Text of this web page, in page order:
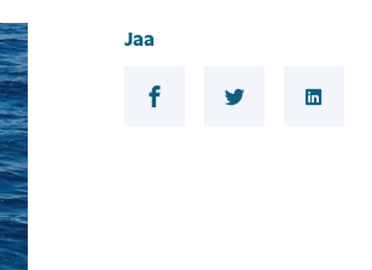
Jaa
Jaa Facebookissa
Jaa Twitterissä